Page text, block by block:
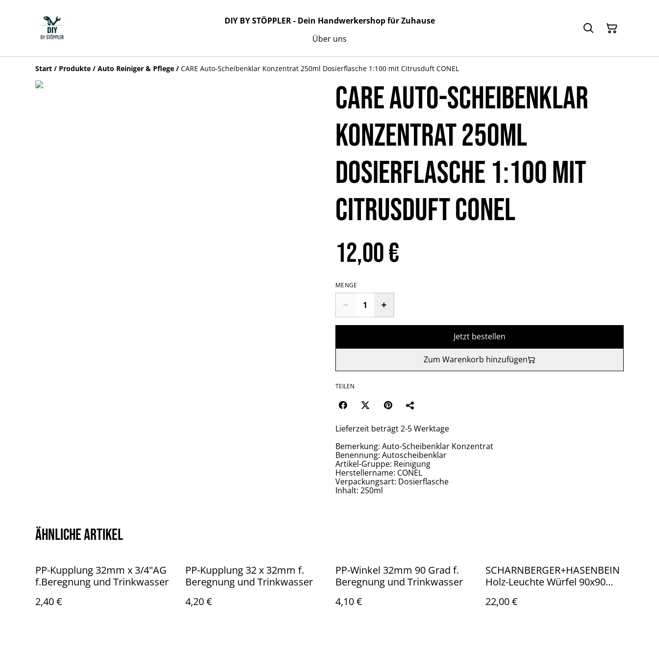
DIY BY STÖPPLER - Dein Handwerkershop für Zuhause
Über uns
Start / Produkte / Auto Reiniger & Pflege / CARE Auto-Scheibenklar Konzentrat 250ml Dosierflasche 1:100 mit Citrusduft CONEL
CARE Auto-Scheibenklar
Konzentrat 250ml
Dosierflasche 1:100 mit
Citrusduft CONEL
12,00 €
MENGE
Jetzt bestellen
Zum Warenkorb hinzufügen
TEILEN
Lieferzeit beträgt 2-5 Werktage
Bemerkung: Auto-Scheibenklar Konzentrat
Benennung: Autoscheibenklar
Artikel-Gruppe: Reinigung
Herstellername: CONEL
Verpackungsart: Dosierflasche
Inhalt: 250ml
Ähnliche Artikel
PP-Kupplung 32mm x 3/4"AG
f.Beregnung und Trinkwasser
2,40 €
PP-Kupplung 32 x 32mm f.
Beregnung und Trinkwasser
4,20 €
PP-Winkel 32mm 90 Grad f.
Beregnung und Trinkwasser
4,10 €
SCHARNBERGER+HASENBEIN
Holz-Leuchte Würfel 90x90
22,00 €